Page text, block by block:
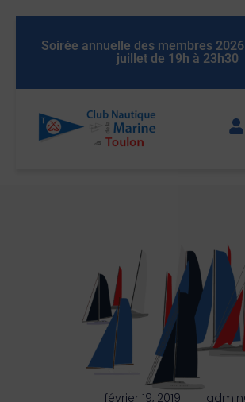
des membres 2026 : Samedi 11
juillet de 19h à 23h30
février 19, 2019